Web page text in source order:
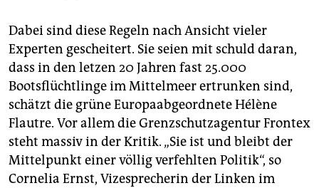
Dabei sind diese Regeln nach Ansicht vieler
Experten gescheitert. Sie seien mit schuld daran,
dass in den letzen 20 Jahren fast 25.000
Bootsflüchtlinge im Mittelmeer ertrunken sind,
schätzt die grüne Europaabgeordnete Hélène
Flautre. Vor allem die Grenzschutzagentur Frontex
steht massiv in der Kritik. „Sie ist und bleibt der
Mittelpunkt einer völlig verfehlten Politik“, so
Cornelia Ernst, Vizesprecherin der Linken im